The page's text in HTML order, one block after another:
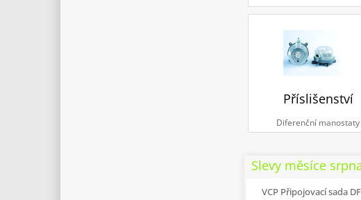
Příslišenství
Diferenční manostaty
Slevy měsíce
VCP Připojovací sada